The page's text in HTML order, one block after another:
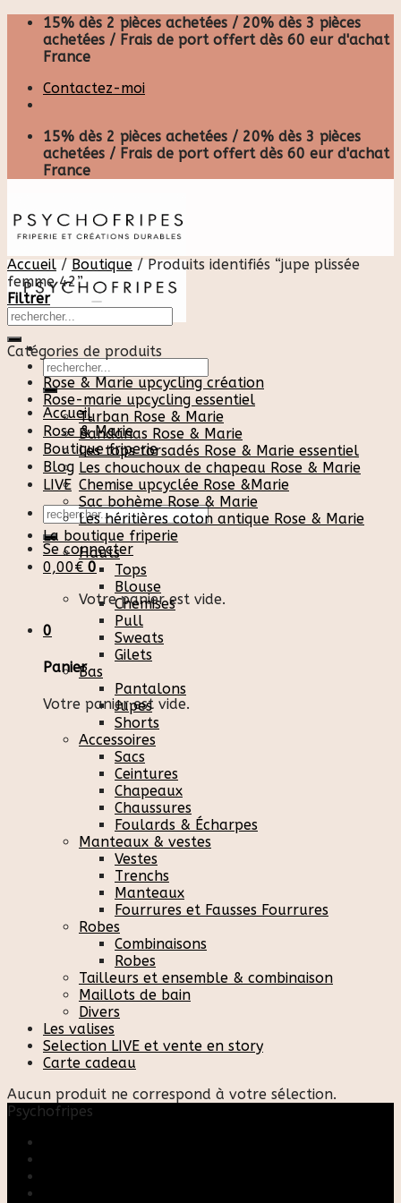
Skip
content
15% dès 2 pièces achetées / 20% dès 3 pièces
achetées / Frais de port offert dès 60 eur d'achat
France
Contactez-moi
15% dès 2 pièces achetées / 20% dès 3 pièces
achetées / Frais de port offert dès 60 eur d'achat
France
Recherche
pour :
Accueil
Rose & Marie
Boutique friperie
Blog
LIVE
Recherche
pour :
Se connecter
0,00€ 0
Votre panier est vide.
0
Panier
Votre panier est vide.
Accueil / Boutique /Produits identifiés “jupe plissée
femme 42”
Filtrer
Catégories de produits
Rose & Marie upcycling création
Rose-marie upcycling essentiel
Turban Rose & Marie
Bandanas Rose & Marie
Les tops torsadés Rose & Marie essentiel
Les chouchoux de chapeau Rose & Marie
Chemise upcyclée Rose &Marie
Sac bohème Rose & Marie
Les héritières coton antique Rose & Marie
La boutique friperie
Hauts
Tops
Blouse
Chemises
Pull
Sweats
Gilets
Bas
Pantalons
Jupes
Shorts
Accessoires
Sacs
Ceintures
Chapeaux
Chaussures
Foulards & Écharpes
Manteaux & vestes
Vestes
Trenchs
Manteaux
Fourrures et Fausses Fourrures
Robes
Combinaisons
Robes
Tailleurs et ensemble & combinaison
Maillots de bain
Divers
Les valises
Selection LIVE et vente en story
Carte cadeau
Aucun produit ne correspond à votre sélection.
Psychofripes